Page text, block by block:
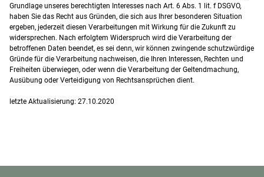
Grundlage unseres berechtigten Interesses nach Art. 6 Abs. 1 lit. f DSGVO,
haben Sie das Recht aus Gründen, die sich aus Ihrer besonderen Situation
ergeben, jederzeit diesen Verarbeitungen mit Wirkung für die Zukunft zu
widersprechen. Nach erfolgtem Widerspruch wird die Verarbeitung der
betroffenen Daten beendet, es sei denn, wir können zwingende schutzwürdige
Gründe für die Verarbeitung nachweisen, die Ihren Interessen, Rechten und
Freiheiten überwiegen, oder wenn die Verarbeitung der Geltendmachung,
Ausübung oder Verteidigung von Rechtsansprüchen dient.
letzte Aktualisierung: 27.10.2020